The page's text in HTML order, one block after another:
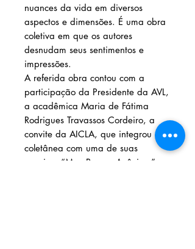
nuances da vida em diversos
aspectos e dimensões. É uma obra
coletiva em que os autores
desnudam seus sentimentos e
impressões.
A referida obra contou com a
participação da Presidente da AVL,
a acadêmica Maria de Fátima
Rodrigues Travassos Cordeiro, a
convite da AICLA, que integrou a
coletânea com uma de suas
poesias, “Meu Poema Anônimo”,